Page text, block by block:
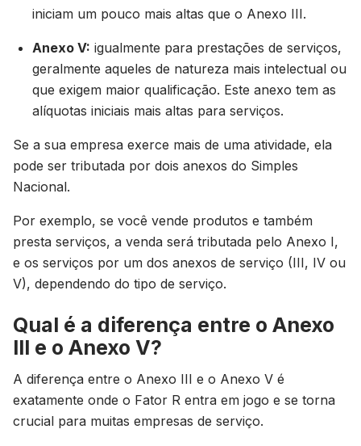
iniciam um pouco mais altas que o Anexo III.
Anexo V: igualmente para prestações de serviços,
geralmente aqueles de natureza mais intelectual ou
que exigem maior qualificação. Este anexo tem as
alíquotas iniciais mais altas para serviços.
Se a sua empresa exerce mais de uma atividade, ela
pode ser tributada por dois anexos do Simples
Nacional.
Por exemplo, se você vende produtos e também
presta serviços, a venda será tributada pelo Anexo I,
e os serviços por um dos anexos de serviço (III, IV ou
V), dependendo do tipo de serviço.
Qual é a diferença entre o Anexo
III e o Anexo V?
A diferença entre o Anexo III e o Anexo V é
exatamente onde o Fator R entra em jogo e se torna
crucial para muitas empresas de serviço.